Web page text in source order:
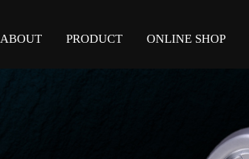
ABOUT PRODUCT ONLINE SHOP